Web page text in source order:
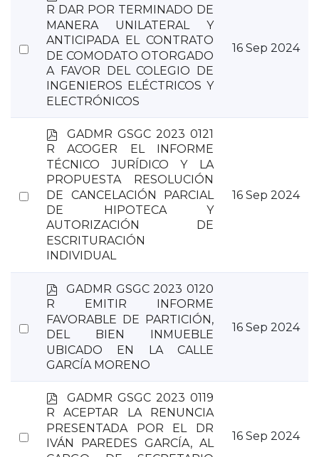
Select
d
f
R DAR POR TERMINADO DE
MANERA UNILATERAL Y
ANTICIPADA EL CONTRATO
DE COMODATO OTORGADO
A FAVOR DEL COLEGIO DE
INGENIEROS ELÉCTRICOS Y
ELECTRÓNICOS
16 Sep 2024
Select
p
d
f
GADMR GSGC 2023 0121
R ACOGER EL INFORME
TÉCNICO JURÍDICO Y LA
PROPUESTA RESOLUCIÓN
DE CANCELACIÓN PARCIAL
DE HIPOTECA Y
AUTORIZACIÓN DE
ESCRITURACIÓN
INDIVIDUAL
16 Sep 2024
Select
p
f
GADMR GSGC 2023 0120
R EMITIR INFORME
FAVORABLE DE PARTICIÓN,
DEL BIEN INMUEBLE
UBICADO EN LA CALLE
GARCÍA MORENO
16 Sep 2024
Select
p
d
f
GADMR GSGC 2023 0119
R ACEPTAR LA RENUNCIA
PRESENTADA POR EL DR
IVÁN PAREDES GARCÍA, AL
16 Sep 2024